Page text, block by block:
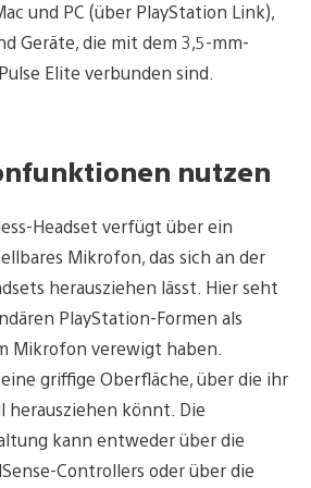
und PC (über PlayStation Link),
Geräte, die mit dem 3,5-mm-
Elite verbunden sind.
nutzen
Headset verfügt über ein
Mikrofon, das sich an der
herausziehen lässt. Hier seht
PlayStation-Formen als
Mikrofon verewigt haben.
griffige Oberfläche, über die ihr
herausziehen könnt. Die
kann entweder über die
Controllers oder über die